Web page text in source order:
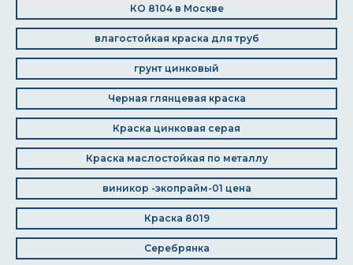
КО 8104 в Москве
влагостойкая краска для труб
грунт цинковый
Черная глянцевая краска
Краска цинковая серая
Краска маслостойкая по металлу
виникор -экопрайм-01 цена
Краска 8019
Серебрянка